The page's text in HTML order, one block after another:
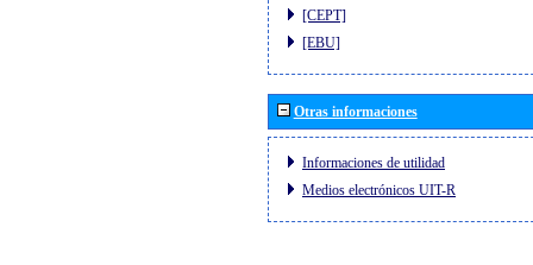
[CEPT]
[EBU]
Otras informaciones
Informaciones de utilidad
Medios electrónicos UIT-R